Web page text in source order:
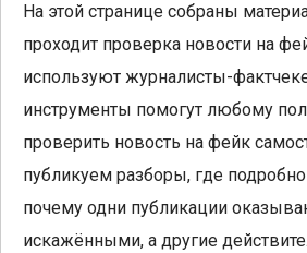
На этой странице собраны
проходит проверка новости на
используют журналисты-
инструменты помогут любому
проверить новость на фейк
публикуем разборы, где
почему одни публикации
искажёнными, а другие